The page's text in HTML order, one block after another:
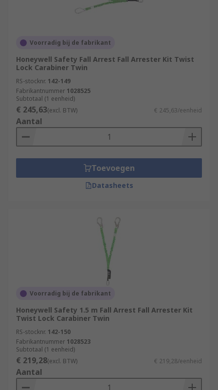
Voorradig bij de fabrikant
Honeywell Safety Fall Arrest Fall Arrester Kit Twist
Lock Carabiner Twin
RS-stocknr. 142-149
Fabrikantnummer 1028525
Subtotaal (1 eenheid)
€ 245,63(excl. BTW) € 245,63/eenheid
Aantal
Toevoegen
Datasheets
Voorradig bij de fabrikant
Honeywell Safety 1.5 m Fall Arrest Fall Arrester Kit
Twist Lock Carabiner Twin
RS-stocknr. 142-150
Fabrikantnummer 1028523
Subtotaal (1 eenheid)
€ 219,28(excl. BTW) € 219,28/eenheid
Aantal